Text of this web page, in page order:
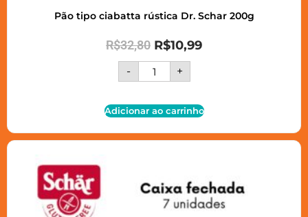
Pão tipo ciabatta rústica Dr. Schar 200g
R$32,80 R$10,99
- +
Adicionar ao carrinho